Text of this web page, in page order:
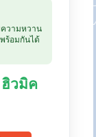
ความหวาน
ร้อมกันได้
วมิค